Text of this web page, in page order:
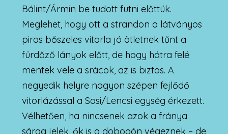
Bálint/Ármin be tudott futni előttük.
Meglehet, hogy ott a strandon a látványos
piros bőszeles vitorla jó ötletnek tűnt a
fürdőző lányok előtt, de hogy hátra felé
mentek vele a srácok, az is biztos. A
negyedik helyre nagyon szépen fejlődő
vitorlázással a Sosi/Lencsi egység érkezett.
Vélhetően, ha nincsenek azok a fránya
sárga jelek, ők is a dobogón végeznek – de